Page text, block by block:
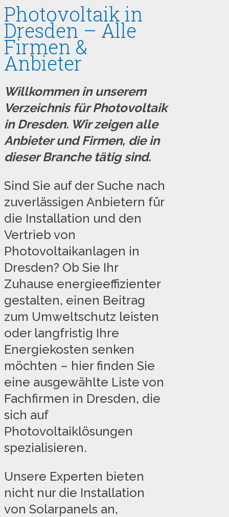
Photovoltaik in
Dresden – Alle
Firmen &
Anbieter
Willkommen in unserem
Verzeichnis für Photovoltaik
in Dresden. Wir zeigen alle
Anbieter und Firmen, die in
dieser Branche tätig sind.
Sind Sie auf der Suche nach
zuverlässigen Anbietern für
die Installation und den
Vertrieb von
Photovoltaikanlagen in
Dresden? Ob Sie Ihr
Zuhause energieeffizienter
gestalten, einen Beitrag
zum Umweltschutz leisten
oder langfristig Ihre
Energiekosten senken
möchten – hier finden Sie
eine ausgewählte Liste von
Fachfirmen in Dresden, die
sich auf
Photovoltaiklösungen
spezialisieren.
Unsere Experten bieten
nicht nur die Installation
von Solarpanels an,